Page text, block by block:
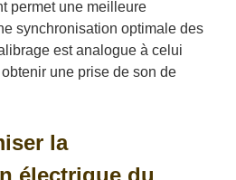
permet une meilleure
synchronisation optimale des
est analogue à celui
une prise de son de
la